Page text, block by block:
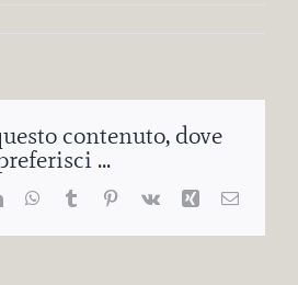
contenuto, dove
...
LinkedInWhatsApp
TumblrPinterest
Vk Xing Email